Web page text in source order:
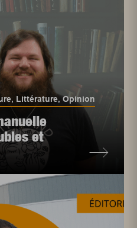
, Littérature,Opinion
et